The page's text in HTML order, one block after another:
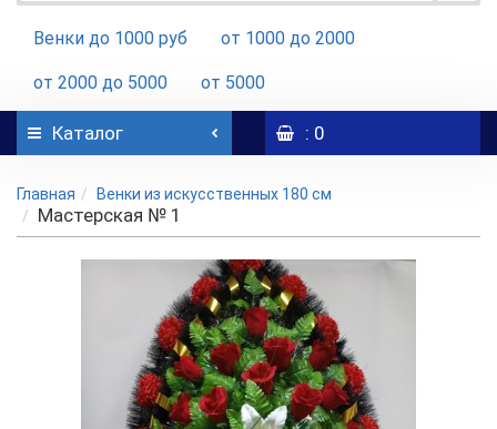
Венки до 1000 руб от 1000 до 2000
от 2000 до 5000 от 5000
Каталог : 0
Главная Венки из искусственных 180 см
Мастерская № 1